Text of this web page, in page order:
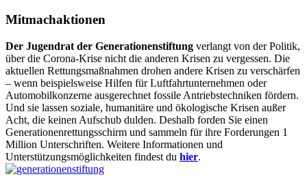
Mitmachaktionen
Der Jugendrat der Generationenstiftung verlangt von der Politik,
über die Corona-Krise nicht die anderen Krisen zu vergessen. Die
aktuellen Rettungsmaßnahmen drohen andere Krisen zu verschärfen
– wenn beispielsweise Hilfen für Luftfahrtunternehmen oder
Automobilkonzerne ausgerechnet fossile Antriebstechniken fördern.
Und sie lassen soziale, humanitäre und ökologische Krisen außer
Acht, die keinen Aufschub dulden. Deshalb forden Sie einen
Generationenrettungsschirm und sammeln für ihre Forderungen 1
Million Unterschriften. Weitere Informationen und
Unterstützungsmöglichkeiten findest du hier.